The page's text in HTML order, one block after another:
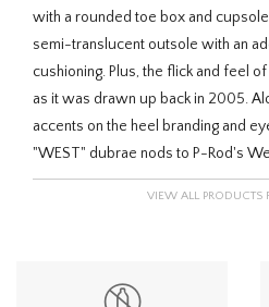
with a rounded toe box and
semi-translucent outsole with an
cushioning. Plus, the flick and feel
as it was drawn up back in 2005.
accents on the heel branding and
"WEST" dubrae nods to P-Rod's
VIEW ALL PRODUCTS